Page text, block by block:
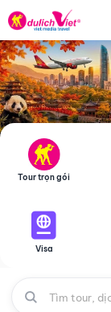
Tour trọn gói
Visa